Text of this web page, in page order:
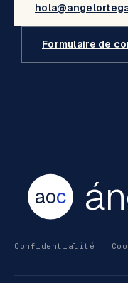
Formulaire de
aoc
Confidentialité